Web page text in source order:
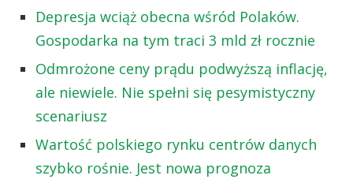
Depresja wciąż obecna wśród Polaków.
Gospodarka na tym traci 3 mld zł rocznie
Odmrożone ceny prądu podwyższą inflację,
ale niewiele. Nie spełni się pesymistyczny
scenariusz
Wartość polskiego rynku centrów danych
szybko rośnie. Jest nowa prognoza